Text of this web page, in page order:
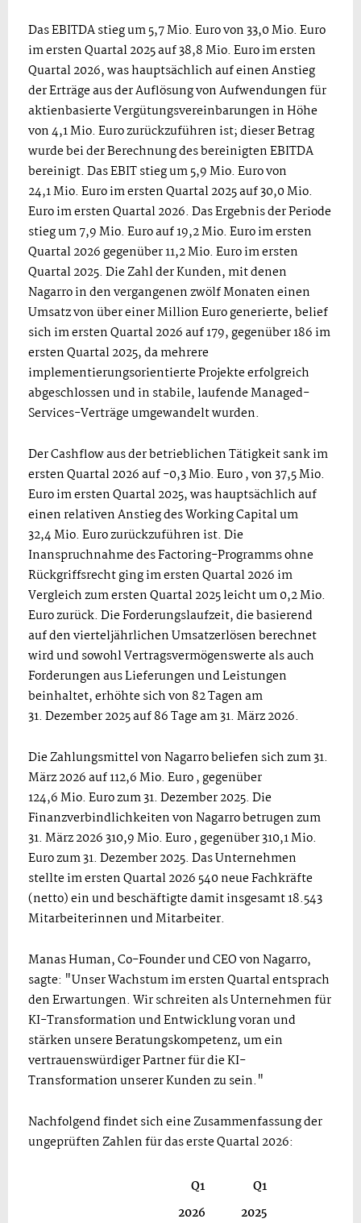
Das EBITDA stieg um 5,7 Mio. Euro von 33,0 Mio. Euro
im ersten Quartal 2025 auf 38,8 Mio. Euro im ersten
Quartal 2026, was hauptsächlich auf einen Anstieg
der Erträge aus der Auflösung von Aufwendungen für
aktienbasierte Vergütungsvereinbarungen in Höhe
von 4,1 Mio. Euro zurückzuführen ist; dieser Betrag
wurde bei der Berechnung des bereinigten EBITDA
bereinigt. Das EBIT stieg um 5,9 Mio. Euro von
24,1 Mio. Euro im ersten Quartal 2025 auf 30,0 Mio.
Euro im ersten Quartal 2026. Das Ergebnis der Periode
stieg um 7,9 Mio. Euro auf 19,2 Mio. Euro im ersten
Quartal 2026 gegenüber 11,2 Mio. Euro im ersten
Quartal 2025. Die Zahl der Kunden, mit denen
Nagarro in den vergangenen zwölf Monaten einen
Umsatz von über einer Million Euro generierte, belief
sich im ersten Quartal 2026 auf 179, gegenüber 186 im
ersten Quartal 2025, da mehrere
implementierungsorientierte Projekte erfolgreich
abgeschlossen und in stabile, laufende Managed-
Services-Verträge umgewandelt wurden.
Der Cashflow aus der betrieblichen Tätigkeit sank im
ersten Quartal 2026 auf -0,3 Mio. Euro , von 37,5 Mio.
Euro im ersten Quartal 2025, was hauptsächlich auf
einen relativen Anstieg des Working Capital um
32,4 Mio. Euro zurückzuführen ist. Die
Inanspruchnahme des Factoring-Programms ohne
Rückgriffsrecht ging im ersten Quartal 2026 im
Vergleich zum ersten Quartal 2025 leicht um 0,2 Mio.
Euro zurück. Die Forderungslaufzeit, die basierend
auf den vierteljährlichen Umsatzerlösen berechnet
wird und sowohl Vertragsvermögenswerte als auch
Forderungen aus Lieferungen und Leistungen
beinhaltet, erhöhte sich von 82 Tagen am
31. Dezember 2025 auf 86 Tage am 31. März 2026.
Die Zahlungsmittel von Nagarro beliefen sich zum 31.
März 2026 auf 112,6 Mio. Euro , gegenüber
124,6 Mio. Euro zum 31. Dezember 2025. Die
Finanzverbindlichkeiten von Nagarro betrugen zum
31. März 2026 310,9 Mio. Euro , gegenüber 310,1 Mio.
Euro zum 31. Dezember 2025. Das Unternehmen
stellte im ersten Quartal 2026 540 neue Fachkräfte
(netto) ein und beschäftigte damit insgesamt 18.543
Mitarbeiterinnen und Mitarbeiter.
Manas Human, Co-Founder und CEO von Nagarro,
sagte: "Unser Wachstum im ersten Quartal entsprach
den Erwartungen. Wir schreiten als Unternehmen für
KI-Transformation und Entwicklung voran und
stärken unsere Beratungskompetenz, um ein
vertrauenswürdiger Partner für die KI-
Transformation unserer Kunden zu sein."
Nachfolgend findet sich eine Zusammenfassung der
ungeprüften Zahlen für das erste Quartal 2026:
Q1
Q1
2026
2025